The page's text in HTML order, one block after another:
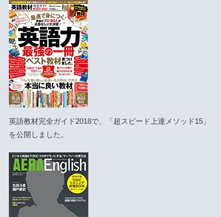
英語教材完全ガイド2018で、「超スピード上達メソッド15」
を公開しました。